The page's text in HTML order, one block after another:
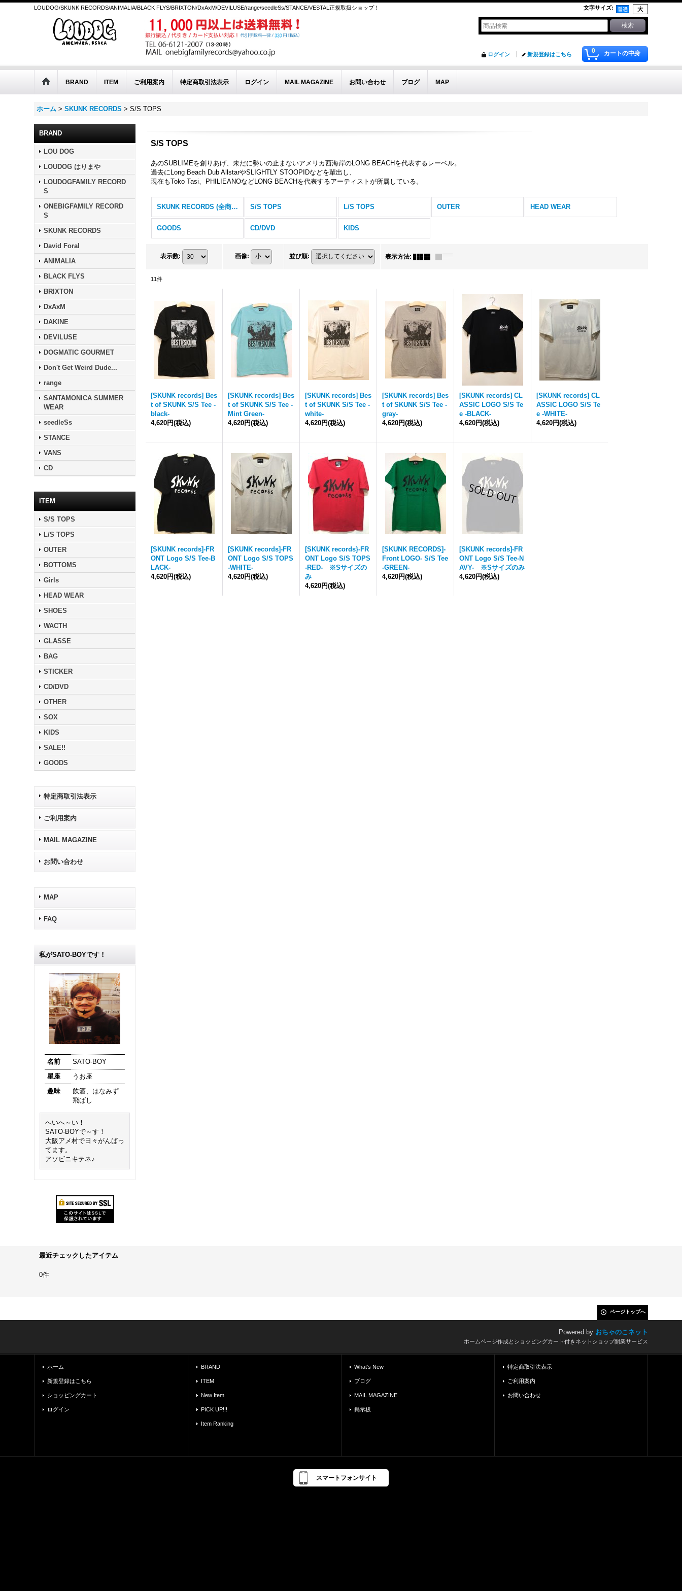
LOUDOG/SKUNK RECORDS/ANIMALIA/BLACK FLYS/BRIXTON/DxAxM/DEVILUSE/range/seedleSs/STANCE/VESTAL正規取扱ショップ！ 文字サイズ:
0 カートの中身
ログイン 新規登録はこちら
BRAND ITEM ご利用案内 特定商取引法表示 ログイン MAIL MAGAZINE お問い合わせ ブログ MAP
ホーム > SKUNK RECORDS > S/S TOPS
BRAND
LOU DOG
LOUDOG はりまや
LOUDOGFAMILY RECORD
S
ONEBIGFAMILY RECORD
S
SKUNK RECORDS
David Foral
ANIMALIA
BLACK FLYS
BRIXTON
DxAxM
DAKINE
DEVILUSE
DOGMATIC GOURMET
Don't Get Weird Dude...
range
SANTAMONICA SUMMER
WEAR
seedleSs
STANCE
VANS
CD
ITEM
S/S TOPS
L/S TOPS
OUTER
BOTTOMS
Girls
HEAD WEAR
SHOES
WACTH
GLASSE
BAG
STICKER
CD/DVD
OTHER
SOX
KIDS
SALE!!
GOODS
特定商取引法表示
ご利用案内
MAIL MAGAZINE
お問い合わせ
MAP
FAQ
私がSATO-BOYです！
名前
SATO-BOY
星座
うお座
趣味
飲酒、はなみず
飛ばし
へいへ～い！
SATO-BOYで～す！
大阪アメ村で日々がんばっ
てます。
アソビニキテネ♪
S/S TOPS
あのSUBLIMEを創りあげ、未だに勢いの止まないアメリカ西海岸のLONG BEACHを代表するレーベル。
過去にLong Beach Dub AllstarやSLIGHTLY STOOPIDなどを輩出し、
現在もToko Tasi、PHILIEANOなどLONG BEACHを代表するアーティストが所属している。
SKUNK RECORDS (全商品) S/S TOPS L/S TOPS OUTER HEAD WEAR
GOODS CD/DVD KIDS
表示数: 画像: 並び順: 表示方法:
11件
[SKUNK records] Bes
t of SKUNK S/S Tee -
black-
4,620円(税込)
[SKUNK records] Bes
t of SKUNK S/S Tee -
Mint Green-
4,620円(税込)
[SKUNK records] Bes
t of SKUNK S/S Tee -
white-
4,620円(税込)
[SKUNK records] Bes
t of SKUNK S/S Tee -
gray-
4,620円(税込)
[SKUNK records] CL
ASSIC LOGO S/S Te
e -BLACK-
4,620円(税込)
[SKUNK records] CL
ASSIC LOGO S/S Te
e -WHITE-
4,620円(税込)
[SKUNK records]-FR
ONT Logo S/S Tee-B
LACK-
4,620円(税込)
[SKUNK records]-FR
ONT Logo S/S TOPS
-WHITE-
4,620円(税込)
[SKUNK records}-FR
ONT Logo S/S TOPS
-RED- ※Sサイズの
み
4,620円(税込)
[SKUNK RECORDS]-
Front LOGO- S/S Tee
-GREEN-
4,620円(税込)
[SKUNK records]-FR
ONT Logo S/S Tee-N
AVY- ※Sサイズのみ
4,620円(税込)
最近チェックしたアイテム
0件
ページトップへ
Powered by おちゃのこネット
ホームページ作成とショッピングカート付きネットショップ開業サービス
ホーム
新規登録はこちら
ショッピングカート
ログイン
BRAND
ITEM
New Item
PICK UP!!!
Item Ranking
What's New
ブログ
MAIL MAGAZINE
掲示板
特定商取引法表示
ご利用案内
お問い合わせ
スマートフォンサイト